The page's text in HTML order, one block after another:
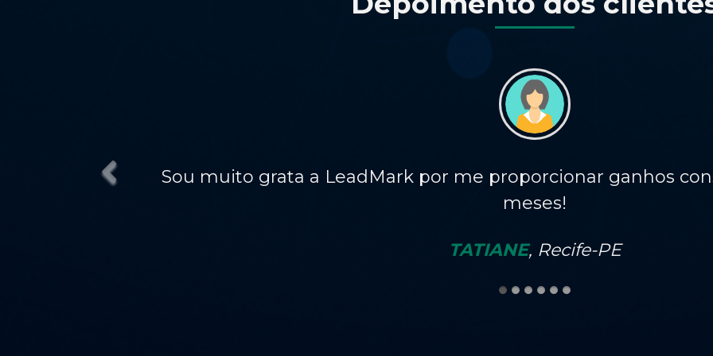
Sou muito grata a LeadMark por me proporcionar ganhos
, Recife-PE